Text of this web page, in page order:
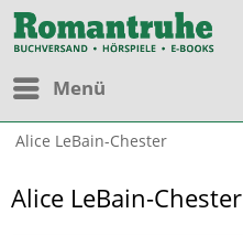
Menü
Alice LeBain-Chester
Alice LeBain-Chester